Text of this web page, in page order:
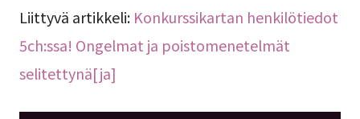
Liittyvä artikkeli: Konkurssikartan henkilötiedot
5ch:ssa! Ongelmat ja poistomenetelmät
selitettynä[ja]